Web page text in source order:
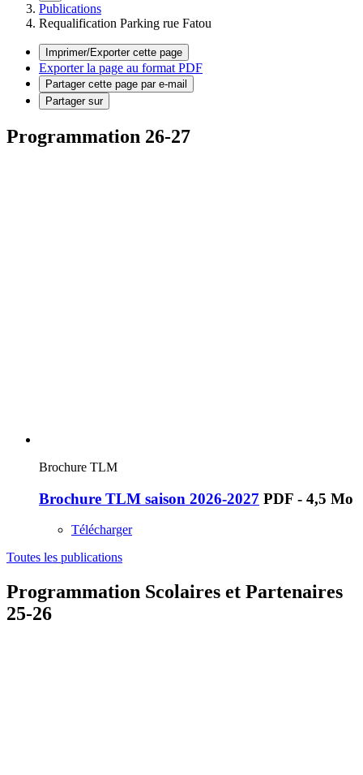
Publications
Requalification Parking rue Fatou
Imprimer/Exporter cette page
Exporter la page au format PDF
Partager cette page par e-mail
Partager sur
Programmation 26-27
Brochure TLM
Brochure TLM saison 2026-2027 PDF - 4,5 Mo
Télécharger
Toutes les publications
Programmation Scolaires et Partenaires
25-26